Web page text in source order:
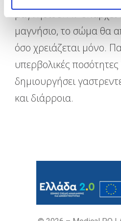
μαγνησίου. Αν
μαγνήσιο, το σώμα θα
όσο χρειάζεται μόνο.
υπερβολικές
δημιουργήσει
και διάρροια.